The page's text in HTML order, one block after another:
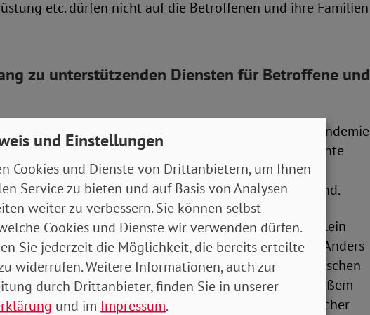
etc. dürfen nicht auf die Betroffenen und ihre Familien
zu unterstützenden Diensten für Betroffene und
und ihre Familien brachen mit der COVID-19-Pandemie
und Hilfen weg. Viele ambulante
schlossen, Werkstätten durften nicht mehr betreten
reisten in großer Eile zurück in ihr Heimatland.
und ihre Familien plötzlich ganz auf sich allein
brach in großem Maße ersatzlos weg. Anders
Einrichtungen leben, fehlten für pflegebedürftige Menschen
in der eigenen Häuslichkeit plötzlich in großem
Familien wurden zum „Ausfallbürgen“ sozialstaatlicher
und Einstellungen
Cookies und Dienste von Drittanbietern, um Ihnen
Service zu bieten und auf Basis von Analysen
weiter zu verbessern. Sie können selbst
Cookies und Dienste wir verwenden dürfen.
Sie jederzeit die Möglichkeit, die bereits erteilte
widerrufen. Weitere Informationen, auch zur
durch Drittanbieter, finden Sie in unserer
und im Impressum.